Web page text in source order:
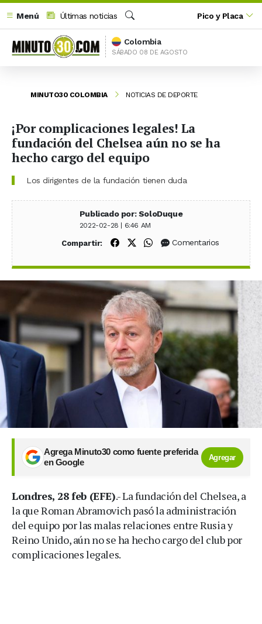
Menú
Últimas noticias
Buscar
Pico y Placa
Colombia
SÁBADO 08 DE AGOSTO
MINUTO30 COLOMBIA NOTICIAS DE DEPORTE
¡Por complicaciones legales! La
fundación del Chelsea aún no se ha
hecho cargo del equipo
Los dirigentes de la fundación tienen duda
Publicado por: SoloDuque
2022-02-28 | 6:46 AM
Compartir: Compartir en Facebook
Compartir en X (Twitter)
Compartir en WhatsApp
Comentarios
Agrega Minuto30 como fuente preferida
en Google
Agregar
Londres, 28 feb (EFE).- La fundación del Chelsea, a
la que Roman Abramovich pasó la administración
del equipo por las malas relaciones entre Rusia y
Reino Unido, aún no se ha hecho cargo del club por
complicaciones legales.